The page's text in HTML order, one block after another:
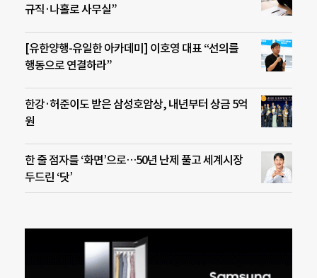
규직·나홀로 사무실”
[유한양행-유일한 아카데미] 이호영 대표 “선의를
행동으로 연결하라”
한강·허준이도 받은 삼성호암상, 내년부터 상금 5억
원
한 줄 점자를 ‘화면’으로…50년 난제 풀고 세계시장
두드린 ‘닷’